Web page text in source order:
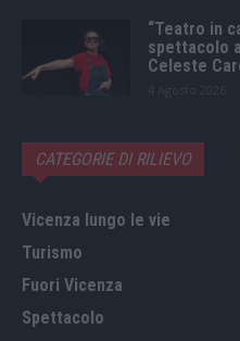
“Teatro in
spettacolo
Celeste
CATEGORIE DI RILIEVO
Vicenza lungo le vie
Turismo
Fuori Vicenza
Spettacolo